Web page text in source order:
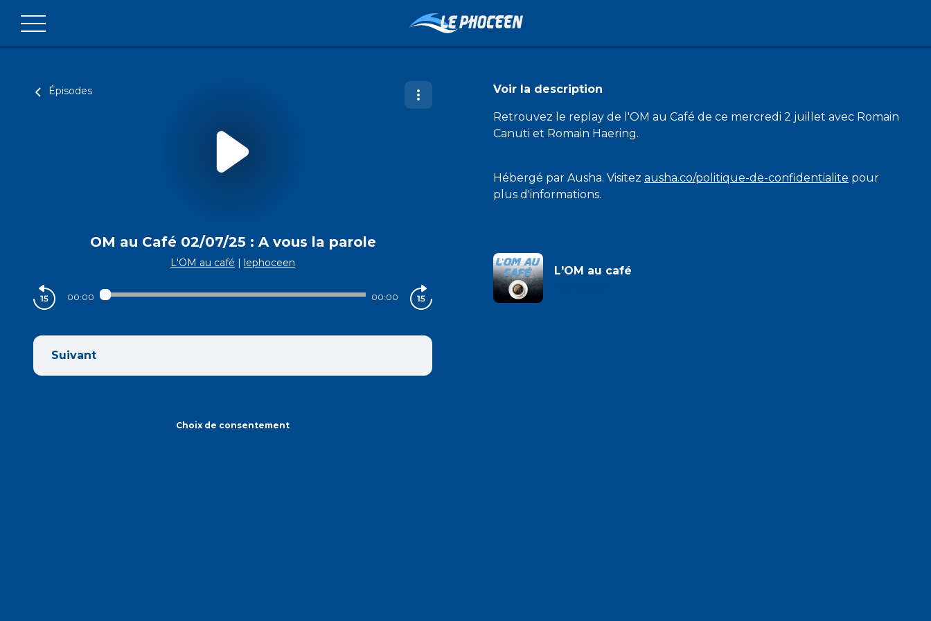
Épisodes
OM au Café 02/07/25 : A vous la parole
L'OM au café | lephoceen
00:00 00:00
Suivant
Choix de consentement
Voir la description
Retrouvez le replay de l'OM au Café de ce mercredi 2 juillet avec Romain
Canuti et Romain Haering.
Hébergé par Ausha. Visitez ausha.co/politique-de-confidentialite pour
plus d'informations.
L'OM au café